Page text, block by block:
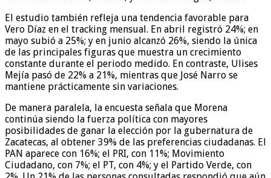
El estudio también refleja una tendencia favorable para
Vero Díaz en el tracking mensual. En abril registró 24%; en
mayo subió a 25%; y en junio alcanzó 26%, siendo la única
de las principales figuras que muestra un crecimiento
constante durante el periodo medido. En contraste, Ulises
Mejía pasó de 22% a 21%, mientras que José Narro se
mantiene prácticamente sin variaciones.
De manera paralela, la encuesta señala que Morena
continúa siendo la fuerza política con mayores
posibilidades de ganar la elección por la gubernatura de
Zacatecas, al obtener 39% de las preferencias ciudadanas. El
PAN aparece con 16%; el PRI, con 11%; Movimiento
Ciudadano, con 7%; el PT, con 4%; y el Partido Verde, con